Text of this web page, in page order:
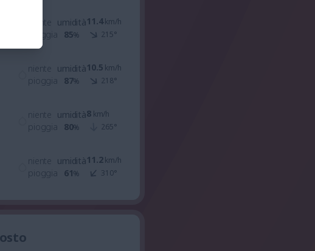
niente
pioggia
umidità
85%
11.4km/h
215°
niente
pioggia
umidità
87%
10.5 km/h
218°
niente
pioggia
umidità
80%
8km/h
265°
niente
pioggia
umidità
61%
11.2km/h
310°